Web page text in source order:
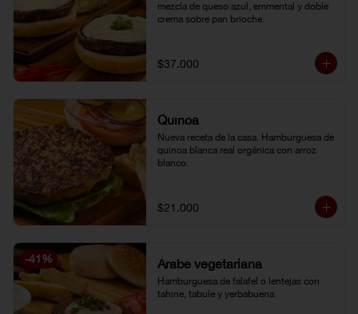
mezcla de queso azul, emmental y doble
crema sobre pan brioche.
$37.000
Quínoa
Nueva receta de la casa. Hamburguesa de
quinoa blanca real orgánica con arroz
blanco.
$21.000
-41 % Árabe vegetariana
Hamburguesa de falafel o lentejas con
tahine, tabule y yerbabuena